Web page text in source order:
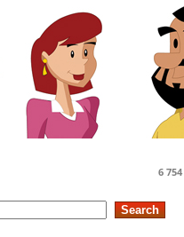
6 754